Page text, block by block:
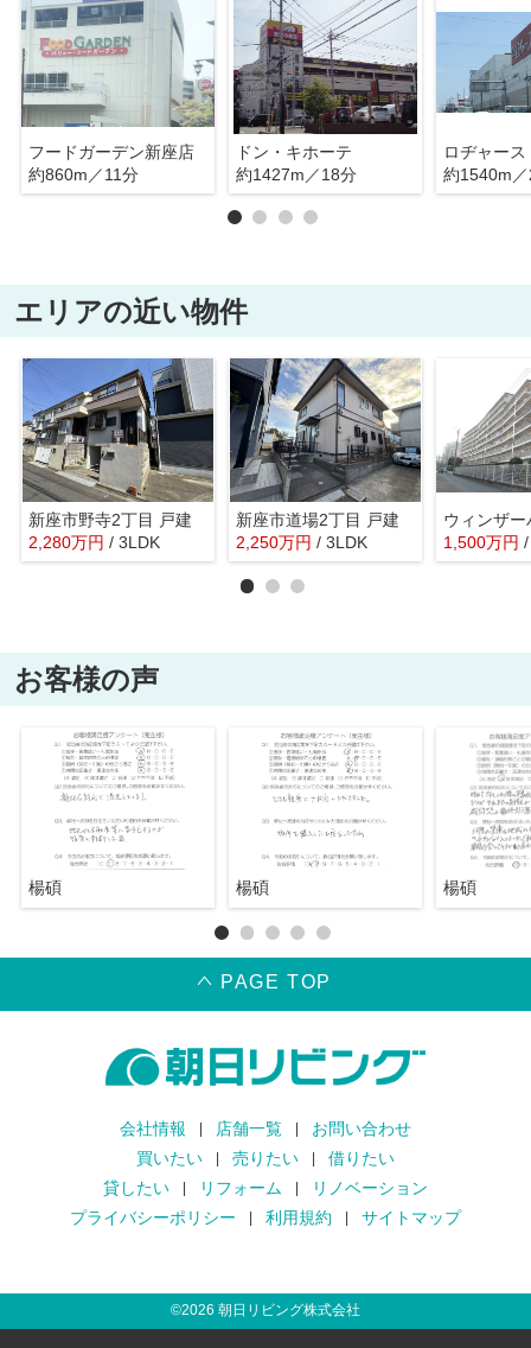
フードガーデン新座店
約860m／11分
ドン・キホーテ
約1427m／18分
ロヂャー
約1540m
エリアの近い物件
新座市野寺2丁目 戸建
2,280万円 / 3LDK
新座市道場2丁目 戸建
2,250万円 / 3LDK
ウィンザ
1,500万円
お客様の声
楊碩 楊碩 楊碩
PAGE TOP
会社情報 店舗一覧
お問い合わせ
買いたい
売りたい
借りたい
貸したい
リフォーム
リノベーション
プライバシーポリシー
利用規約 サイトマップ
©2026 朝日リビング株式会社